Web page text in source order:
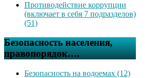
Противодействие коррупции
(включает в себя 7 подразделов)
(51)
Безопасность населения,
правопорядок….
Безопасность на водоемах (12)